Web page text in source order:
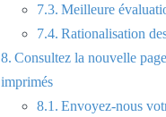
Meilleure
Rationalisation
Consultez la nouvelle
imprimés
Envoyez-nous